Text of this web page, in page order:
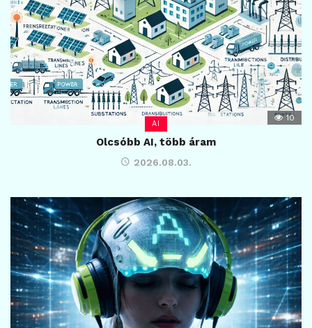
AI
10
Olcsóbb AI, több áram
2026.08.03.